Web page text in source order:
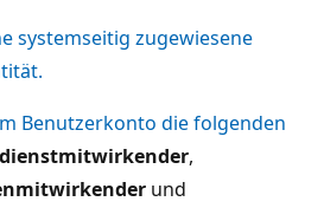
systemseitig zugewiesene
Benutzerkonto die folgenden
,
und